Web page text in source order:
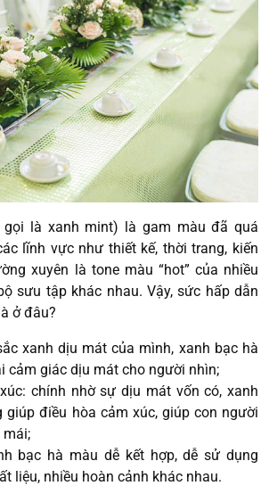
gọi là xanh mint) là gam màu đã quá
lĩnh vực như thiết kế, thời trang, kiến
xuyên là tone màu “hot” của nhiều
sưu tập khác nhau. Vậy, sức hấp dẫn
ở đâu?
xanh dịu mát của mình, xanh bạc hà
cảm giác dịu mát cho người nhìn;
chính nhờ sự dịu mát vốn có, xanh
giúp điều hòa cảm xúc, giúp con người
mái;
bạc hà màu dễ kết hợp, dễ sử dụng
liệu, nhiều hoàn cảnh khác nhau.